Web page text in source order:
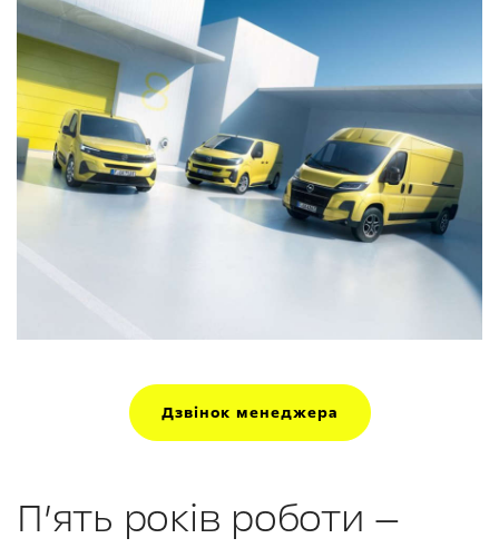
Дзвінок менеджера
П’ять років роботи —